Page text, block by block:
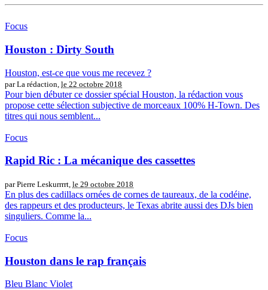
Focus
Houston : Dirty South
Houston, est-ce que vous me recevez ?
par La rédaction, le 22 octobre 2018
Pour bien débuter ce dossier spécial Houston, la rédaction vous
propose cette sélection subjective de morceaux 100% H-Town. Des
titres qui nous semblent...
Focus
Rapid Ric : La mécanique des cassettes
par Pierre Leskurrrrt, le 29 octobre 2018
En plus des cadillacs ornées de cornes de taureaux, de la codéine,
des rappeurs et des producteurs, le Texas abrite aussi des DJs bien
singuliers. Comme la...
Focus
Houston dans le rap français
Bleu Blanc Violet